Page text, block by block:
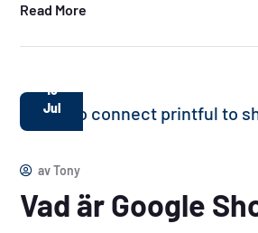
Read More
15
Jul
avTony
Vad är Google